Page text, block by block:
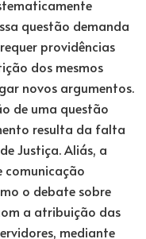
questão demanda
providências
dos mesmos
novos argumentos.
de uma questão
resulta da falta
Justiça. Aliás, a
comunicação
o debate sobre
a atribuição das
mediante